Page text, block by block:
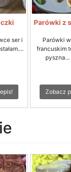
ser i
Parówki z
Parówki
francuskim
pyszna...
Zobacz